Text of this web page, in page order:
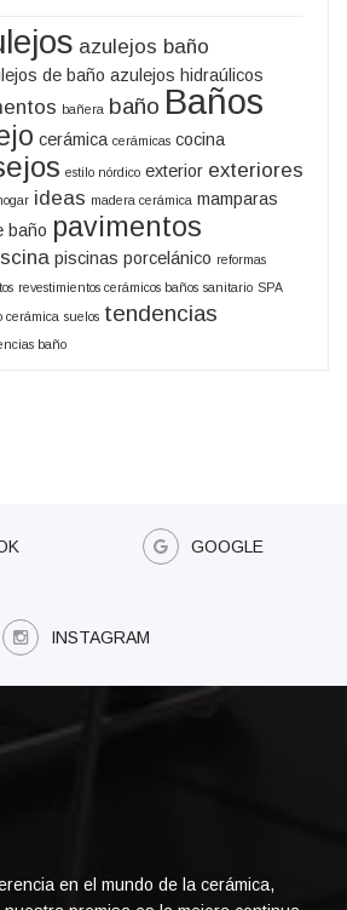
azulejos baño
de baño azulejos hidraúlicos
bañera baño Baños
cerámica cerámicas cocina
estilo nórdico exterior exteriores
ideas madera cerámica mamparas
baño pavimentos
piscinas porcelánico reformas
revestimientos cerámicos baños sanitario SPA
cerámica suelos tendencias
baño
GOOGLE
INSTAGRAM
en el mundo de la cerámica,